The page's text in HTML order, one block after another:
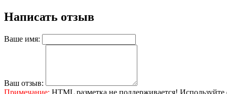
Написать отзыв
Ваше имя:
Ваш отзыв:
Примечание: HTML разметка не поддерживается! Используйте